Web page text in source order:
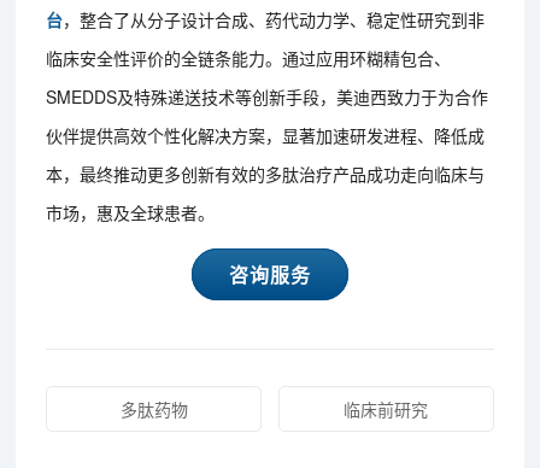
台，整合了从分子设计合成、药代动力学、稳定性研究到非
临床安全性评价的全链条能力。通过应用环糊精包合、
SMEDDS及特殊递送技术等创新手段，美迪西致力于为合作
伙伴提供高效个性化解决方案，显著加速研发进程、降低成
本，最终推动更多创新有效的多肽治疗产品成功走向临床与
市场，惠及全球患者。
咨询服务
多肽药物 临床前研究